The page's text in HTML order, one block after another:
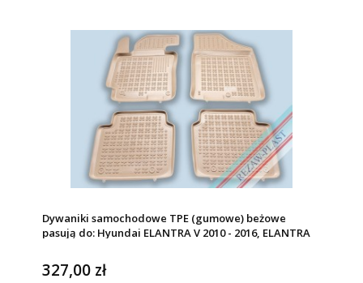
Dywaniki samochodowe TPE (gumowe) beżowe
pasują do: Hyundai ELANTRA V 2010 - 2016, ELANTRA
327,00 zł